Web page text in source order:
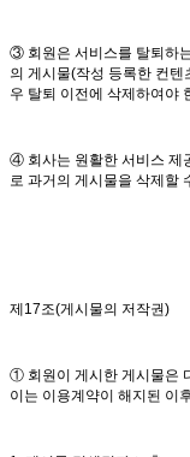
③ 회원은 서비스를 탈퇴하
의 게시물(작성 등록한 컨
우 탈퇴 이전에 삭제하여야
④ 회사는 원활한 서비스 제
로 과거의 게시물을 삭제할
제17조(게시물의 저작권)
① 회원이 게시한 게시물은
이는 이용계약이 해지된 이